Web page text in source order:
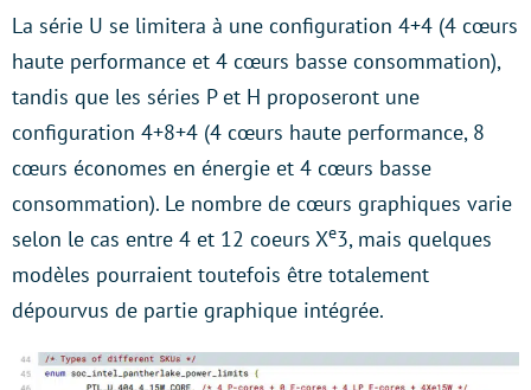
La série U se limitera à une configuration 4+4 (4 cœurs
haute performance et 4 cœurs basse consommation),
tandis que les séries P et H proposeront une
configuration 4+8+4 (4 cœurs haute performance, 8
cœurs économes en énergie et 4 cœurs basse
consommation). Le nombre de cœurs graphiques varie
selon le cas entre 4 et 12 coeurs Xe3, mais quelques
modèles pourraient toutefois être totalement
dépourvus de partie graphique intégrée.